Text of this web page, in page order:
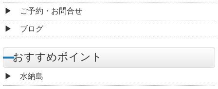
ご予約・お問合せ
ブログ
おすすめポイント
水納島